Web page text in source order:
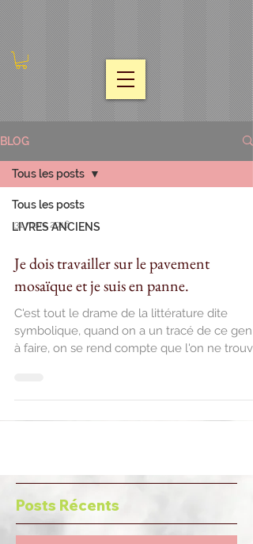
BLOG
Tous les posts
LIVRES ANCIENS
Tous les posts
31 mars 2016
Je dois travailler sur le pavement
mosaïque et je suis en panne.
C'est tout le drame de la littérature dite
symbolique, quand on a un tracé de ce
à faire, on se rend compte que l'on ne
Posts Récents